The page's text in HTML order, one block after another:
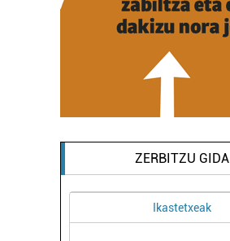
ZERBITZU GIDA
Ikastetxeak